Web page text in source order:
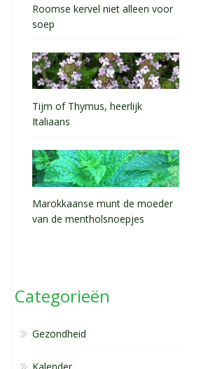
Roomse kervel niet alleen voor
soep
Tijm of Thymus, heerlijk
Italiaans
Marokkaanse munt de moeder
van de mentholsnoepjes
Categorieën
Gezondheid